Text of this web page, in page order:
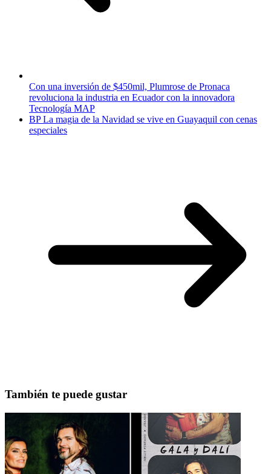
Con una inversión de $450mil, Plumrose de Pronaca
revoluciona la industria en Ecuador con la innovadora
Tecnología MAP
BP La magia de la Navidad se vive en Guayaquil con cenas
especiales
También te puede gustar